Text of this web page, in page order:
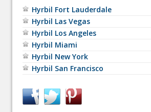
Hyrbil Fort Lauderdale
Hyrbil Las Vegas
Hyrbil Los Angeles
Hyrbil Miami
Hyrbil New York
Hyrbil San Francisco